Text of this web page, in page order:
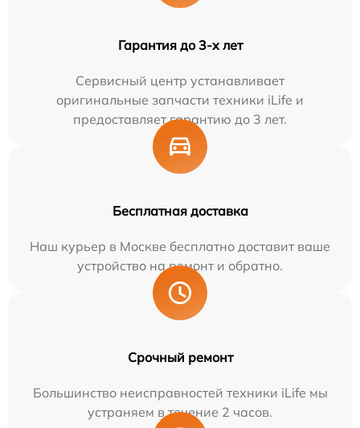
Гарантия до 3-х лет
Сервисный центр устанавливает
оригинальные запчасти техники iLife и
предоставляет гарантию до 3 лет.
Бесплатная доставка
Наш курьер в Москве бесплатно доставит ваше
устройство на ремонт и обратно.
Срочный ремонт
Большинство неисправностей техники iLife мы
устраняем в течение 2 часов.